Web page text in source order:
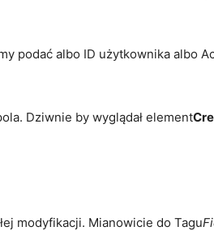
podać albo ID użytkownika albo
Dziwnie by wyglądał element
modyfikacji. Mianowicie do Tagu